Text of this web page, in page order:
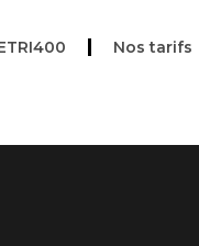
Nos tarifs